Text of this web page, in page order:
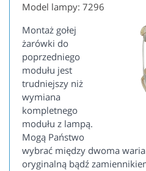
Model lampy: 7296
Montaż gołej
żarówki do
poprzedniego
modułu jest
trudniejszy niż
wymiana
kompletnego
modułu z lampą.
Mogą Państwo
wybrać między dwoma
oryginalną bądź